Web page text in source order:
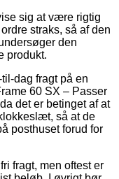
sig at være rigtig
straks, så af den
den
produkt.
dag fragt på en
60 SX – Passer
det er betinget af at
så at de
posthuset forud for
fragt, men oftest er